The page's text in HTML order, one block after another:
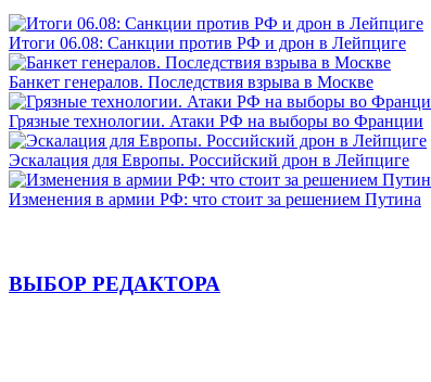
Итоги 06.08: Санкции против РФ и дрон в Лейпциге
Банкет генералов. Последствия взрыва в Москве
Грязные технологии. Атаки РФ на выборы во Франции
Эскалация для Европы. Российский дрон в Лейпциге
Изменения в армии РФ: что стоит за решением Путина
ВЫБОР РЕДАКТОРА